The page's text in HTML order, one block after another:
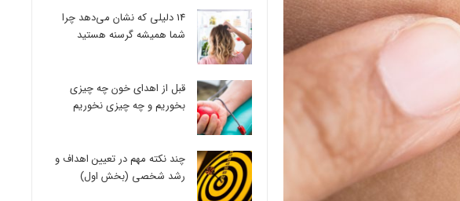
14 دلیلی که نشان می‌دهد چرا
شما همیشه گرسنه هستید
قبل از اهدای خون چه چیزی
بخوریم و چه چیزی نخوریم
چند نکته مهم در تعیین اهداف و
رشد شخصی (بخش اول)